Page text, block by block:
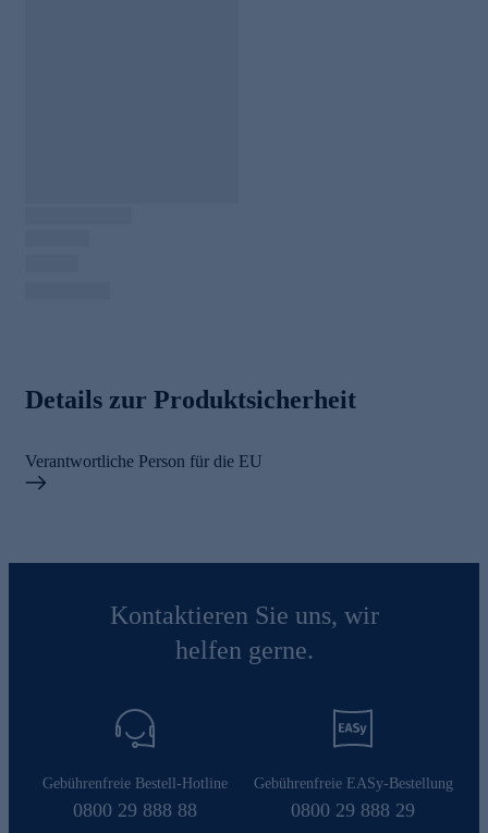
Details zur Produktsicherheit
Verantwortliche Person für die EU
Kontaktieren Sie uns, wir
helfen gerne.
Gebührenfreie Bestell-Hotline
0800 29 888 88
Gebührenfreie EASy-Bestellung
0800 29 888 29